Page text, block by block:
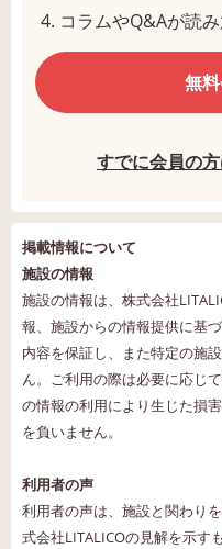
コラムやQ&Aが読
無
すでに会員の
掲載情報について
施設の情報
施設の情報は、株式会社
報、施設からの情報提供に基
内容を保証し、また特定の施
ん。ご利用の際は必要に応じ
の情報の利用により生じた損
を負いません。
利用者の声
利用者の声は、施設と関わり
式会社LITALICOの見解を示す